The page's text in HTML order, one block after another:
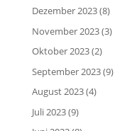
Dezember 2023(8)
November 2023(3)
Oktober 2023(2)
September 2023(9)
August 2023(4)
Juli 2023(9)